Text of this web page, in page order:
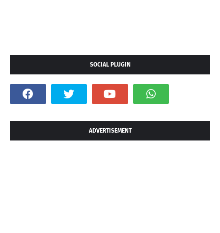
SOCIAL PLUGIN
ADVERTISEMENT